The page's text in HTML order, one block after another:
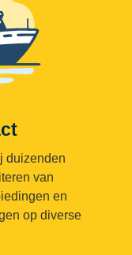
duizenden
van
en
op diverse